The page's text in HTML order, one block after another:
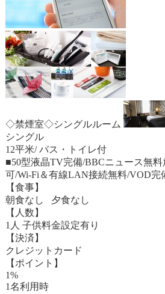
◇禁煙室◇シングルルーム
シングル
12平米/ バス・トイレ付
■50型液晶TV完備/BBCニュース無
可/Wi-Fi＆有線LAN接続無料/VOD完
【食事】
朝食なし 夕食なし
【人数】
1人 子供料金設定有り
【決済】
クレジットカード
【ポイント】
1%
1名利用時